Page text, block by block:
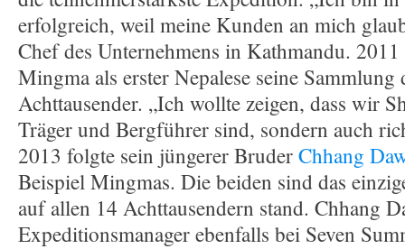
erfolgreich, weil meine Kunden an mich
Chef des Unternehmens in Kathmandu.
Mingma als erster Nepalese seine Sammlung
Achttausender. „Ich wollte zeigen, dass wir
Träger und Bergführer sind, sondern auch
2013 folgte sein jüngerer BruderChhang
Beispiel Mingmas. Die beiden sind das
auf allen 14 Achttausendern stand. Chhang
Expeditionsmanager ebenfalls bei Seven